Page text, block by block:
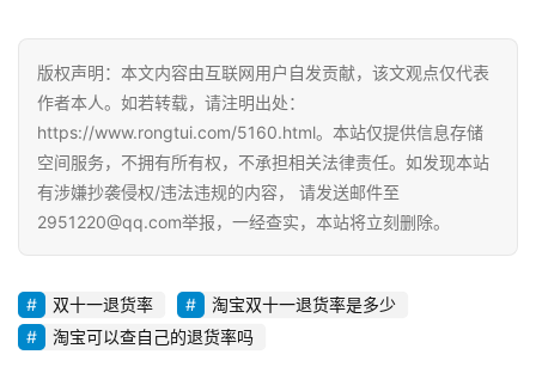
首
页
自
媒
G
E
版权声明：本文内容由互联网用户自发贡献，该文观点仅代表
作者本人。如若转载，请注明出处：
https://www.rongtui.com/5160.html。本站仅提供信息存储
空间服务，不拥有所有权，不承担相关法律责任。如发现本站
有涉嫌抄袭侵权/违法违规的内容， 请发送邮件至
2951220@qq.com举报，一经查实，本站将立刻删除。
双十一退货率
淘宝双十一退货率是多少
淘宝可以查自己的退货率吗